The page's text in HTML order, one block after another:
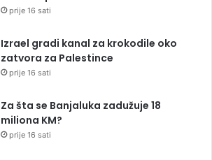
prije 16 sati
Izrael gradi kanal za krokodile oko
zatvora za Palestince
prije 16 sati
Za šta se Banjaluka zadužuje 18
miliona KM?
prije 16 sati